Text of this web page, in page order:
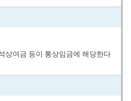
상여금 등이 통상임금에 해당한다